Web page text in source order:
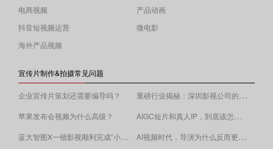
电商视频
产品动画
抖音短视频运营
微电影
海外产品视频
宣传片制作&拍摄常见问题
企业宣传片策划还需要编导吗？ 重磅行业揭秘：深圳影视公司的收费逻辑！
苹果发布会视频为什么高级？
AIGC短片和真人IP，到底该怎么选？
蓝大智图X一镜影视顺利完成“小蓝本”广告影片拍摄制作。
AI视频时代，导演为什么反而更重要？